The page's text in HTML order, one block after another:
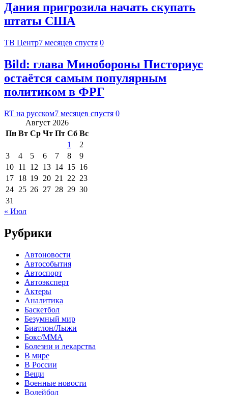
Дания пригрозила начать скупать
штаты США
ТВ Центр7 месяцев спустя 0
Bild: глава Минобороны Писториус
остаётся самым популярным
политиком в ФРГ
RT на русском7 месяцев спустя 0
Август 2026
Пн Вт Ср Чт Пт Сб Вс
1
2
3
4 5 6 7 8
9
10 11 12 13 14 15 16
17 18 19 20 21 22 23
24 25 26 27 28 29 30
31
« Июл
Рубрики
Автоновости
Автособытия
Автоспорт
Автоэксперт
Актеры
Аналитика
Баскетбол
Безумный мир
Биатлон/Лыжи
Бокс/MMA
Болезни и лекарства
В мире
В России
Вещи
Военные новости
Волейбол